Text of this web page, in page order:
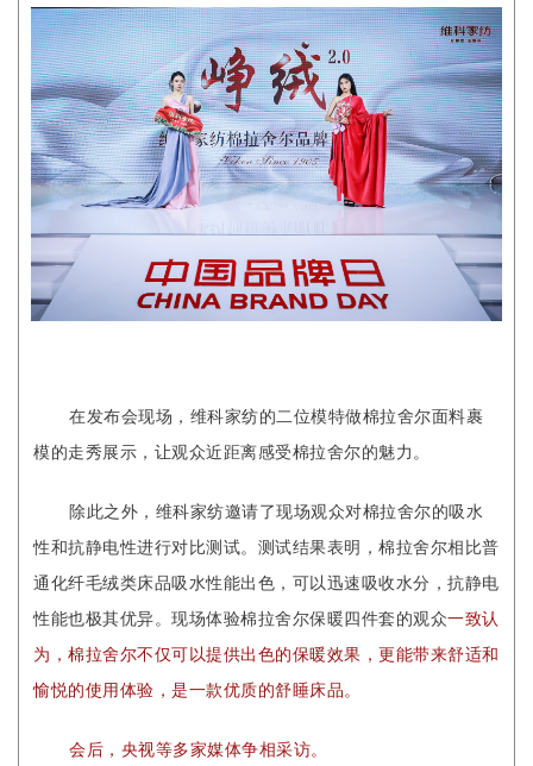
在发布会现场，维科家纺的二位模特做棉拉舍尔面料裹
模的走秀展示，让观众近距离感受棉拉舍尔的魅力。
除此之外，维科家纺邀请了现场观众对棉拉舍尔的吸水
性和抗静电性进行对比测试。测试结果表明，棉拉舍尔相比普
通化纤毛绒类床品吸水性能出色，可以迅速吸收水分，抗静电
性能也极其优异。 现场体验棉拉舍尔保暖四件套的观众一致认
为，棉拉舍尔不仅可以提供出色的保暖效果，更能带来舒适和
愉悦的使用体验，是一款优质的舒睡床品。
会后，央视等多家媒体争相采访。